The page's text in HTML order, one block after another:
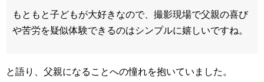
もともと子どもが大好きなので、撮影現場で父親の喜び
や苦労を疑似体験できるのはシンプルに嬉しいですね。
と語り、父親になることへの憧れを抱いていました。